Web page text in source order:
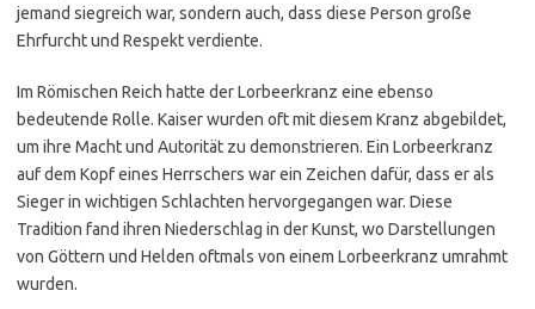
jemand siegreich war, sondern auch, dass diese Person große
Ehrfurcht und Respekt verdiente.
Im Römischen Reich hatte der Lorbeerkranz eine ebenso
bedeutende Rolle. Kaiser wurden oft mit diesem Kranz abgebildet,
um ihre Macht und Autorität zu demonstrieren. Ein Lorbeerkranz
auf dem Kopf eines Herrschers war ein Zeichen dafür, dass er als
Sieger in wichtigen Schlachten hervorgegangen war. Diese
Tradition fand ihren Niederschlag in der Kunst, wo Darstellungen
von Göttern und Helden oftmals von einem Lorbeerkranz umrahmt
wurden.